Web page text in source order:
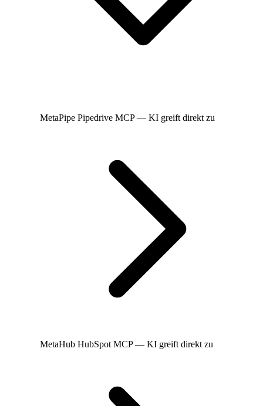
MetaPipe Pipedrive MCP — KI greift direkt zu
MetaHub HubSpot MCP — KI greift direkt zu